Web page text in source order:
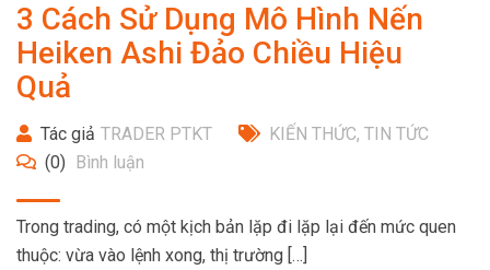
3 Cách Sử Dụng Mô Hình Nến
Heiken Ashi Đảo Chiều Hiệu
Quả
Tác giả TRADER PTKT KIẾN THỨC, TIN TỨC
(0) Bình luận
Trong trading, có một kịch bản lặp đi lặp lại đến mức quen
thuộc: vừa vào lệnh xong, thị trường […]